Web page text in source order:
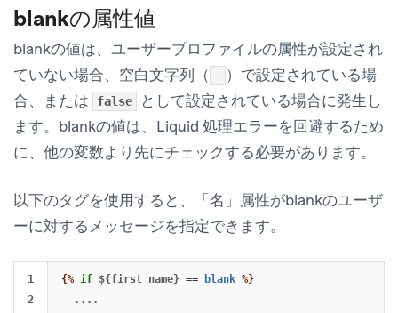
blankの属性値
blankの値は、ユーザープロファイルの属性が設定され
ていない場合、空白文字列（
）で設定されている場
合、または
false
として設定されている場合に発生し
ます。blankの値は、Liquid 処理エラーを回避するため
に、他の変数より先にチェックする必要があります。
以下のタグを使用すると、「名」属性がblankのユーザ
ーに対するメッセージを指定できます。
1
2
{% if ${first_name} == blank %}